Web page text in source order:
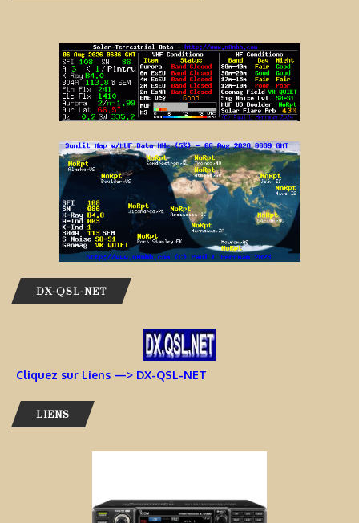
DX-QSL-NET
Cliquez sur Liens —> DX-QSL-NET
LIENS